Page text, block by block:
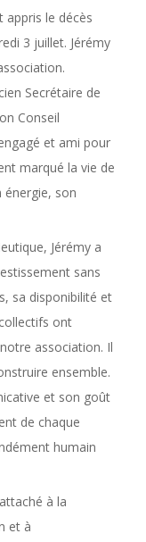
appris le décès
3 juillet. Jérémy
Secrétaire de
Conseil
et ami pour
marqué la vie de
son
Jérémy a
sans
sa disponibilité et
ont
association. Il
ensemble.
et son goût
de chaque
humain
à la
et à